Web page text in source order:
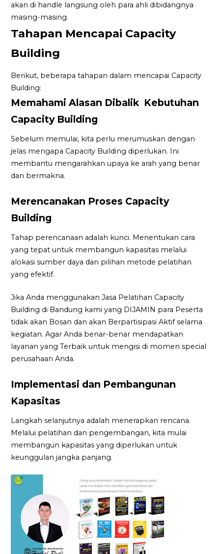
akan di handle langsung oleh para ahli dibidangnya
masing-masing.
Tahapan Mencapai Capacity
Building
Berikut, beberapa tahapan dalam mencapai Capacity
Building:
Memahami Alasan Dibalik Kebutuhan
Capacity Building
Sebelum memulai, kita perlu merumuskan dengan
jelas mengapa Capacity Building diperlukan. Ini
membantu mengarahkan upaya ke arah yang benar
dan bermakna.
Merencanakan Proses Capacity
Building
Tahap perencanaan adalah kunci. Menentukan cara
yang tepat untuk membangun kapasitas melalui
alokasi sumber daya dan pilihan metode pelatihan
yang efektif.
Jika Anda menggunakan Jasa Pelatihan Capacity
Building di Bandung kami yang DIJAMIN para Peserta
tidak akan Bosan dan akan Berpartisipasi Aktif selama
kegiatan. Agar Anda benar-benar mendapatkan
layanan yang Terbaik untuk mengisi di momen special
perusahaan Anda.
Implementasi dan Pembangunan
Kapasitas
Langkah selanjutnya adalah menerapkan rencana.
Melalui pelatihan dan pengembangan, kita mulai
membangun kapasitas yang diperlukan untuk
keunggulan jangka panjang.